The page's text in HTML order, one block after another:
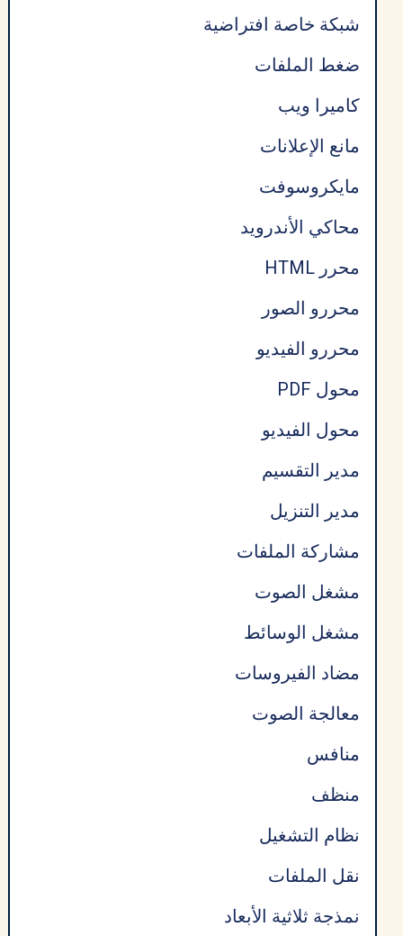
شبكة خاصة افتراضية
ضغط الملفات
كاميرا ويب
مانع الإعلانات
مايكروسوفت
محاكي الأندرويد
محرر HTML
محررو الصور
محررو الفيديو
محول PDF
محول الفيديو
مدير التقسيم
مدير التنزيل
مشاركة الملفات
مشغل الصوت
مشغل الوسائط
مضاد الفيروسات
معالجة الصوت
منافس
منظف
نظام التشغيل
نقل الملفات
نمذجة ثلاثية الأبعاد